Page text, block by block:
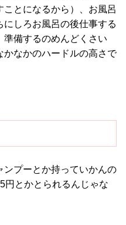
ことになるから）、お風呂
にしろお風呂の後仕事する
準備するのめんどくさい
なかのハードルの高さで
ンプーとか持っていかんの
円とかとられるんじゃな